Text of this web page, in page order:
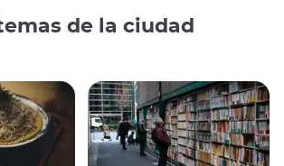
de la ciudad